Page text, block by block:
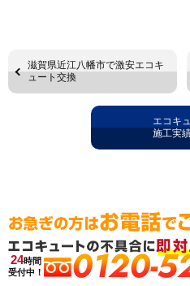
滋賀県近江八幡市で激安エコキ
ュート交換
エコキ
施工実
24時間
受付中！
0120-